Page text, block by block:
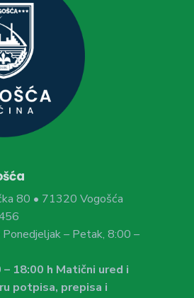
80 • 71320 Vogošća
Ponedjeljak – Petak, 8:00 –
18:00 h Matični ured i
potpisa, prepisa i